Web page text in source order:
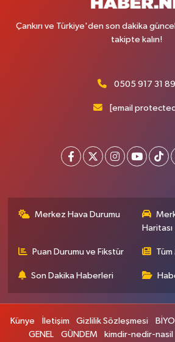
Çankırı ve Türkiye'den son dakika
takipte kalın!
0505 917 31 89
[email
Merkez Hava Durumu
Haritası
Puan Durumu ve Fikstür
Son Dakika Haberleri
Künye İletişim Gizlilik Sözleşmesi
GENEL
GÜNDEM kimdir-nedir-nasil